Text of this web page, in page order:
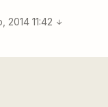
2014 11:42 arrow_downward